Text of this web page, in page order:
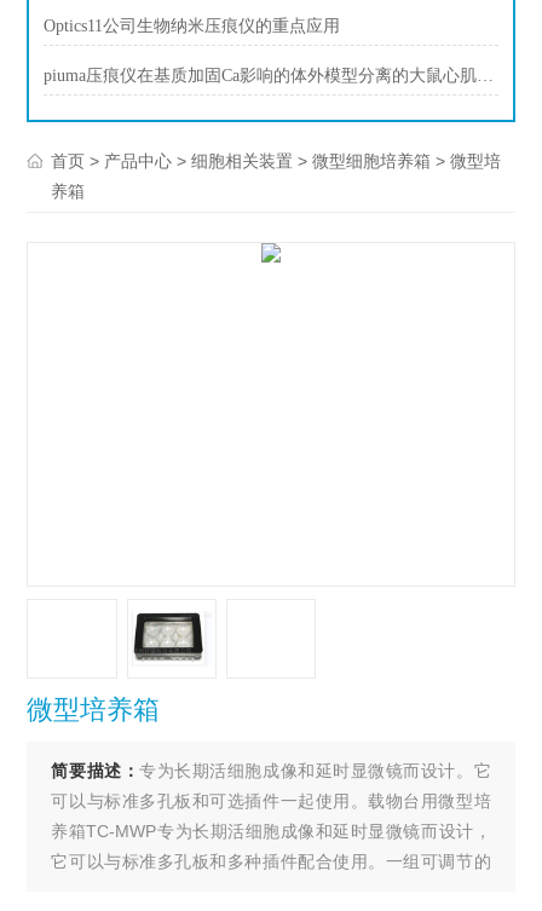
Optics11公司生物纳米压痕仪的重点应用
piuma压痕仪在基质加固Ca影响的体外模型分离的大鼠心肌细胞肌脂肪
首页 > 产品中心 >细胞相关装置 >微型细胞培养箱 > 微型培
养箱
微型培养箱
简要描述：专为长期活细胞成像和延时显微镜而设计。它
可以与标准多孔板和可选插件一起使用。载物台用微型培
养箱TC-MWP专为长期活细胞成像和延时显微镜而设计，
它可以与标准多孔板和多种插件配合使用。一组可调节的